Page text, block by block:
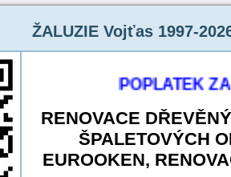
ŽALUZIE Vojťas 1997-
POPLATEK ZA
RENOVACE
ŠPALETOVÝCH
EUROOKEN,